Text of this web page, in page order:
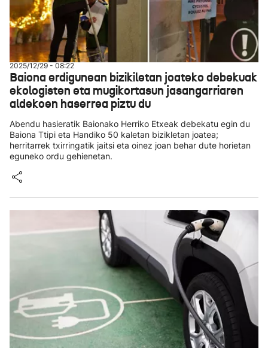
2025/12/29 - 08:22
Baiona erdigunean bizikiletan joateko debekuak
ekologisten eta mugikortasun jasangarriaren
aldekoen haserrea piztu du
Abendu hasieratik Baionako Herriko Etxeak debekatu egin du
Baiona Ttipi eta Handiko 50 kaletan bizikletan joatea;
herritarrek txirringatik jaitsi eta oinez joan behar dute horietan
eguneko ordu gehienetan.